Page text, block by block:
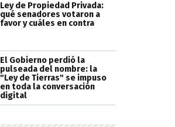
Ley de Propiedad Privada:
qué senadores votaron a
favor y cuáles en contra
El Gobierno perdió la
pulseada del nombre: la
"Ley de Tierras" se impuso
en toda la conversación
digital